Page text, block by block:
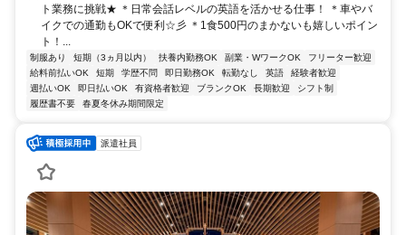
ト業務に挑戦★ ＊日常会話レベルの英語を活かせる仕事！ ＊車やバ
イクでの通勤もOKで便利☆彡 ＊1食500円のまかないも嬉しいポイン
ト！...
制服あり 短期（3ヵ月以内） 扶養内勤務OK 副業・WワークOK
フリーター歓迎
給料前払いOK
短期 学歴不問 即日勤務OK 転勤なし 英語
経験者歓迎
週払いOK
即日払いOK 有資格者歓迎 ブランクOK 長期歓迎
シフト制
履歴書不要
春夏冬休み期間限定
派遣社員